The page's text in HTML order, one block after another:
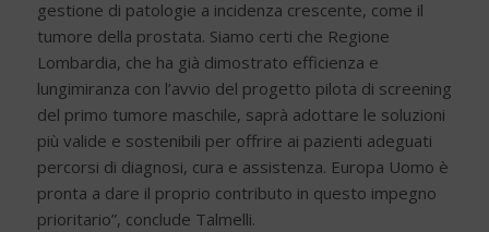
gestione di patologie a incidenza crescente, come il
tumore della prostata. Siamo certi che Regione
Lombardia, che ha già dimostrato efficienza e
lungimiranza con l’avvio del progetto pilota di screening
del primo tumore maschile, saprà adottare le soluzioni
più valide e sostenibili per offrire ai pazienti adeguati
percorsi di diagnosi, cura e assistenza. Europa Uomo è
pronta a dare il proprio contributo in questo impegno
prioritario”, conclude Talmelli.